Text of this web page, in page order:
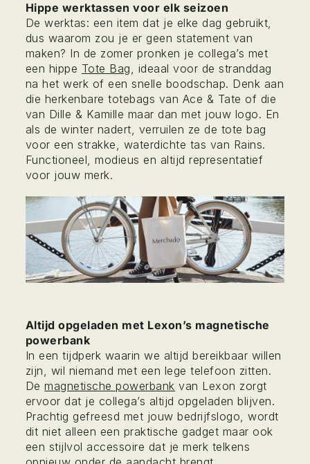
Hippe werktassen voor elk seizoen
De werktas: een item dat je elke dag gebruikt,
dus waarom zou je er geen statement van
maken? In de zomer pronken je collega’s met
een hippe Tote Bag, ideaal voor de stranddag
na het werk of een snelle boodschap. Denk aan
die herkenbare totebags van Ace & Tate of die
van Dille & Kamille maar dan met jouw logo. En
als de winter nadert, verruilen ze de tote bag
voor een strakke, waterdichte tas van Rains.
Functioneel, modieus en altijd representatief
voor jouw merk.
Altijd opgeladen met Lexon’s magnetische
powerbank
In een tijdperk waarin we altijd bereikbaar willen
zijn, wil niemand met een lege telefoon zitten.
Demagnetische powerbank van Lexon zorgt
ervoor dat je collega’s altijd opgeladen blijven.
Prachtig gefreesd met jouw bedrijfslogo, wordt
dit niet alleen een praktische gadget maar ook
een stijlvol accessoire dat je merk telkens